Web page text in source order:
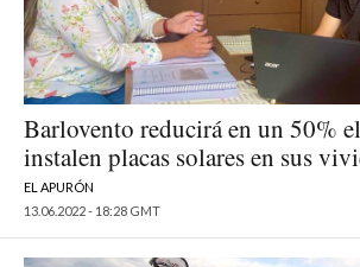
Barlovento reducirá en un 50%
instalen placas solares en sus
EL APURÓN
13.06.2022 - 18:28 GMT